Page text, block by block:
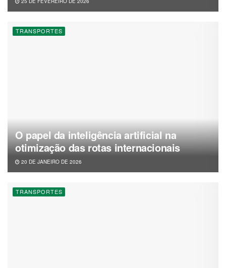
TRANSPORTES
O papel da inteligência artificial na
otimização das rotas internacionais
20 DE JANEIRO DE 2026
TRANSPORTES